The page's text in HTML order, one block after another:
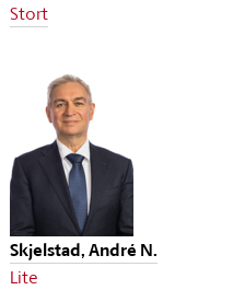
Stort
Skjelstad, André N.
Lite